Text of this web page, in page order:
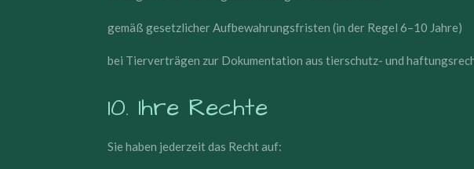
gemäß gesetzlicher Aufbewahrungsfristen (in der Regel 6–10 Jahre)
bei Tierverträgen zur Dokumentation aus tierschutz- und
10. Ihre Rechte
Sie haben jederzeit das Recht auf: